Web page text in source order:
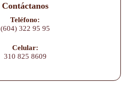
Contáctanos
Teléfono:
(604) 322 95 95
Celular:
310 825 8609